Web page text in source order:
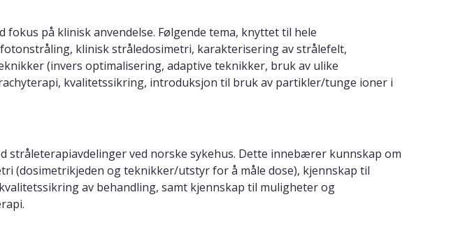
på klinisk anvendelse. Følgende tema, knyttet til hele
klinisk stråledosimetri, karakterisering av strålefelt,
(invers optimalisering, adaptive teknikker, bruk av ulike
kvalitetssikring, introduksjon til bruk av partikler/tunge ioner i
ved norske sykehus. Dette innebærer kunnskap om
(dosimetrikjeden og teknikker/utstyr for å måle dose), kjennskap til
av behandling, samt kjennskap til muligheter og